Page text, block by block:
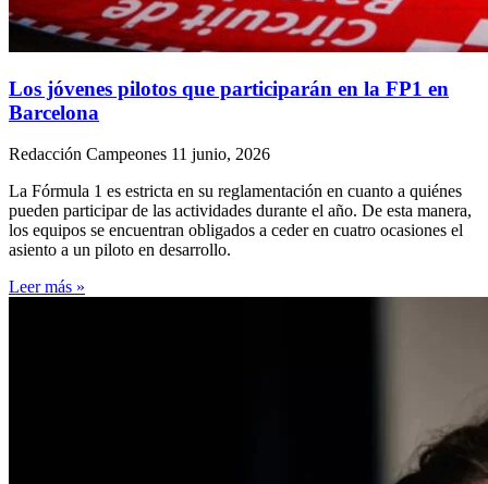
Los jóvenes pilotos que participarán en la FP1 en
Barcelona
Redacción Campeones 11 junio, 2026
La Fórmula 1 es estricta en su reglamentación en cuanto a quiénes
pueden participar de las actividades durante el año. De esta manera,
los equipos se encuentran obligados a ceder en cuatro ocasiones el
asiento a un piloto en desarrollo.
Leer más »